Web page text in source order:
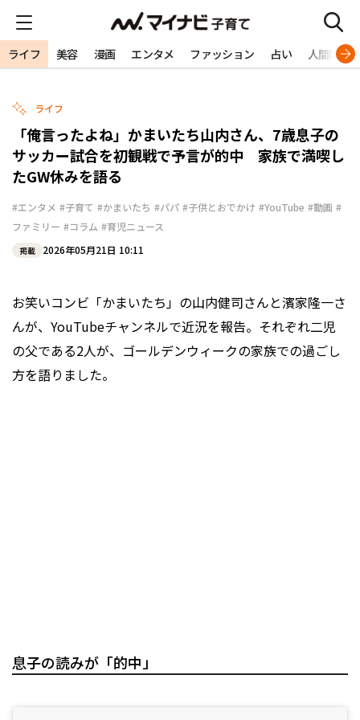
ライフ 美容 漫画 エンタメ ファッション 占い 人間関係
ライフ
「俺言ったよね」かまいたち山内さん、7歳息子の
サッカー試合を初観戦で予言が的中 家族で満喫し
たGW休みを語る
#エンタメ #子育て #かまいたち #パパ #子供とおでかけ #YouTube #動画 #
ファミリー #コラム #育児ニュース
掲載 2026年05月21日 10:11
お笑いコンビ「かまいたち」の山内健司さんと濱家隆一さ
んが、YouTubeチャンネルで近況を報告。それぞれ二児
の父である2人が、ゴールデンウィークの家族での過ごし
方を語りました。
息子の読みが「的中」